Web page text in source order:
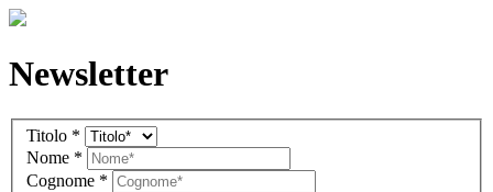
Newsletter
Newsletter
IT
(overlay)
Titolo *
Nome *
Cognome *